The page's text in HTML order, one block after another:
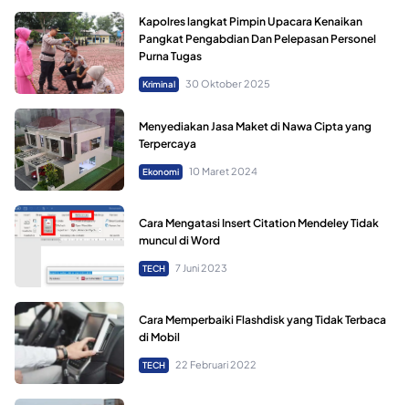
Kapolres langkat Pimpin Upacara Kenaikan
Pangkat Pengabdian Dan Pelepasan Personel
Purna Tugas
Kriminal 30 Oktober 2025
Menyediakan Jasa Maket di Nawa Cipta yang
Terpercaya
Ekonomi 10 Maret 2024
Cara Mengatasi Insert Citation Mendeley Tidak
muncul di Word
TECH 7 Juni 2023
Cara Memperbaiki Flashdisk yang Tidak Terbaca
di Mobil
TECH 22 Februari 2022